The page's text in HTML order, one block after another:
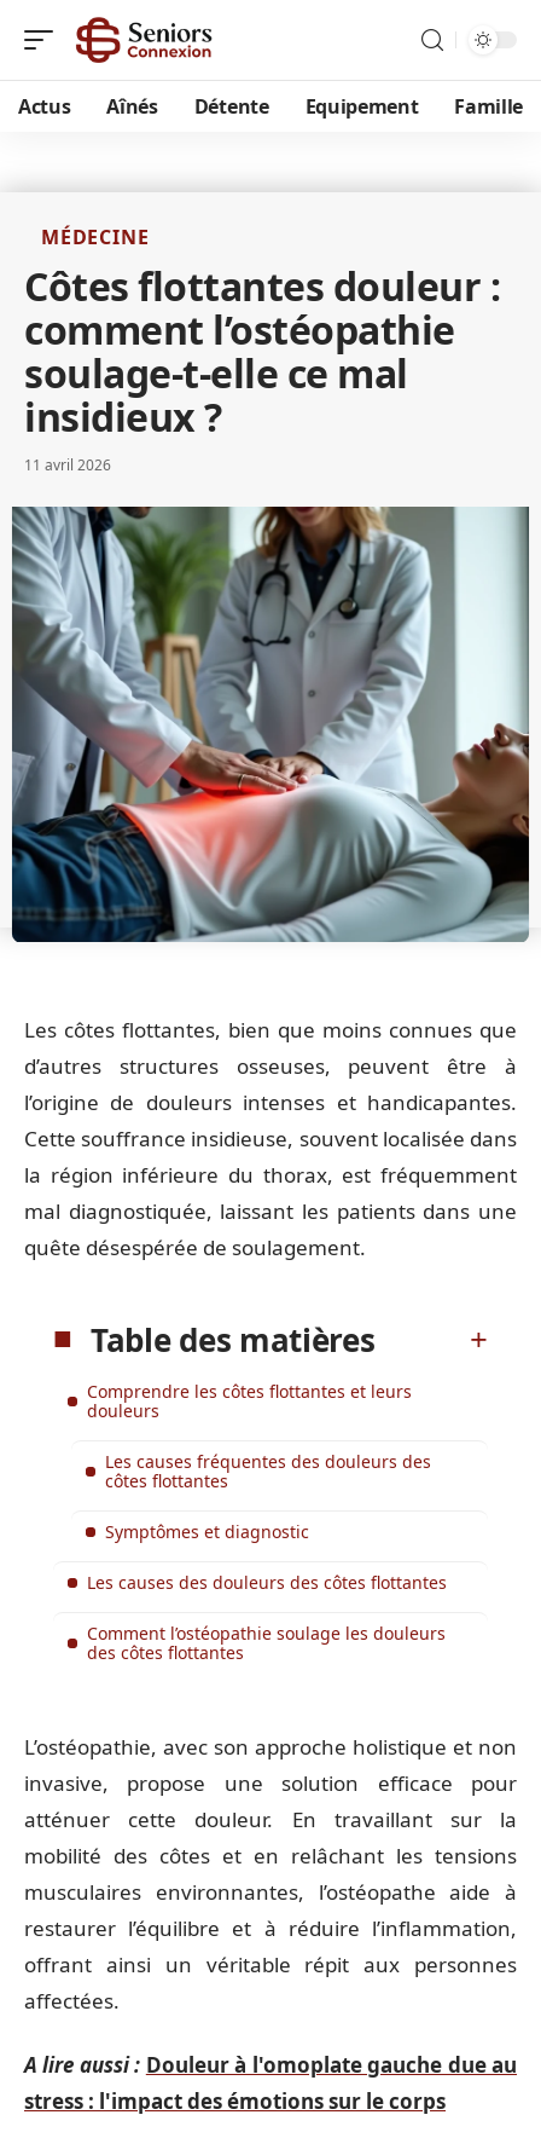
Actus Aînés Détente Equipement Famille
MÉDECINE
Côtes flottantes douleur :
comment l’ostéopathie
soulage-t-elle ce mal
insidieux ?
11 avril 2026
Les côtes flottantes, bien que moins connues que
d’autres structures osseuses, peuvent être à
l’origine de douleurs intenses et handicapantes.
Cette souffrance insidieuse, souvent localisée dans
la région inférieure du thorax, est fréquemment
mal diagnostiquée, laissant les patients dans une
quête désespérée de soulagement.
Table des matières
Comprendre les côtes flottantes et leurs
douleurs
Les causes fréquentes des douleurs des
côtes flottantes
Symptômes et diagnostic
Les causes des douleurs des côtes flottantes
Comment l’ostéopathie soulage les douleurs
des côtes flottantes
L’ostéopathie, avec son approche holistique et non
invasive, propose une solution efficace pour
atténuer cette douleur. En travaillant sur la
mobilité des côtes et en relâchant les tensions
musculaires environnantes, l’ostéopathe aide à
restaurer l’équilibre et à réduire l’inflammation,
offrant ainsi un véritable répit aux personnes
affectées.
A lire aussi : Douleur à l'omoplate gauche due au
stress : l'impact des émotions sur le corps